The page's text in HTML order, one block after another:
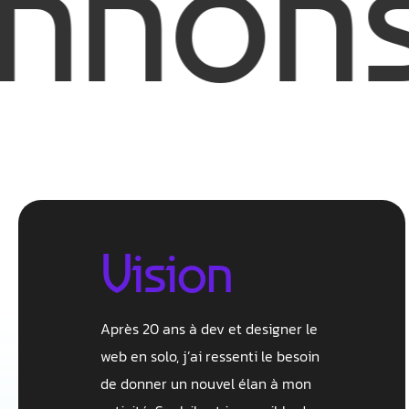
Vision
Après 20 ans à dev et designer le
web en solo, j’ai ressenti le besoin
de donner un nouvel élan à mon